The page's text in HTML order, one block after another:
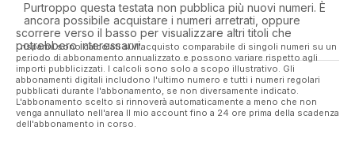
Purtroppo questa testata non pubblica più nuovi numeri. È
ancora possibile acquistare i numeri arretrati, oppure
scorrere verso il basso per visualizzare altri titoli che
potrebbero interessarvi.
I risparmi sono calcolati sull'acquisto comparabile di singoli numeri su un
periodo di abbonamento annualizzato e possono variare rispetto agli
importi pubblicizzati. I calcoli sono solo a scopo illustrativo. Gli
abbonamenti digitali includono l'ultimo numero e tutti i numeri regolari
pubblicati durante l'abbonamento, se non diversamente indicato.
L'abbonamento scelto si rinnoverà automaticamente a meno che non
venga annullato nell'area Il mio account fino a 24 ore prima della scadenza
dell'abbonamento in corso.